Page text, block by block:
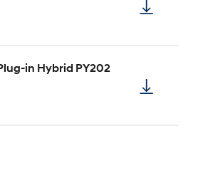
in Hybrid PY202